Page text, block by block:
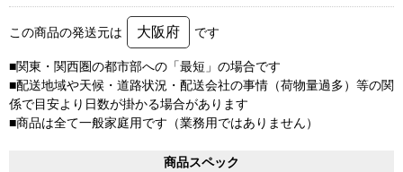
この商品の発送元は 大阪府 です
■関東・関西圏の都市部への「最短」の場合です
■配送地域や天候・道路状況・配送会社の事情（荷物量過多）等の関
係で目安より日数が掛かる場合があります
■商品は全て一般家庭用です（業務用ではありません）
商品スペック